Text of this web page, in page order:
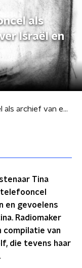
als
Israël en
DOCS 'ik en jij': Telefooncel als archief van emoties over Israël en Palestina
Tina
telefooncel
en gevoelens
Radiomaker
compilatie van
die tevens haar